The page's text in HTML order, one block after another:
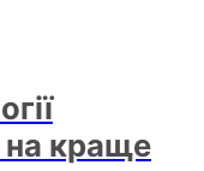
на краще